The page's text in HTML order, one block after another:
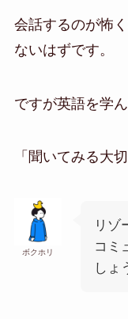
会話するのが怖
ないはずです。
ですが英語を学
「聞いてみる大
ボクホリ
リゾ
コミ
しょ